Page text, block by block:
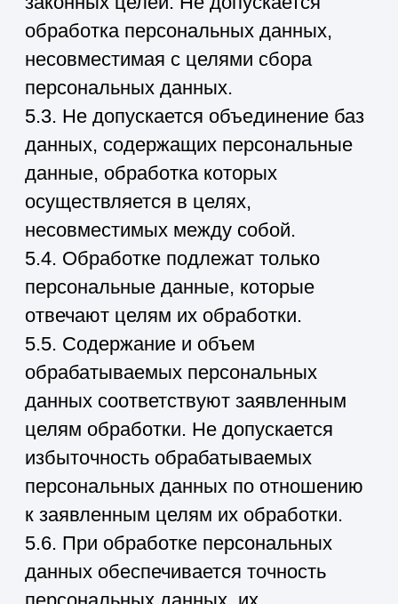
операторами,
осуществляющими обработку по
7.3. Средства обеспечения
Установка паролей доступа к
CRM, почтовым сервисам и
CMS сайта.
Установлен антивирус на
Включены встроенные средства
защиты ОС и сетей.
Установлены SSL-сертификаты
Серверы сайтов и CRM
размещены у хостинг-
провайдеров, физически
находящихся в РФ
Ответственные лица
проинформированы об
обязанностях по 152-ФЗ.
7.3. Персональные данные
Пользователя никогда, ни при каких
условиях не будут переданы третьим
лицам, за исключением случаев,
связанных с исполнением
действующего законодательства